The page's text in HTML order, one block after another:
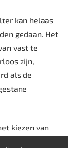
kan helaas
gedaan. Het
vast te
zijn,
als de
kiezen van